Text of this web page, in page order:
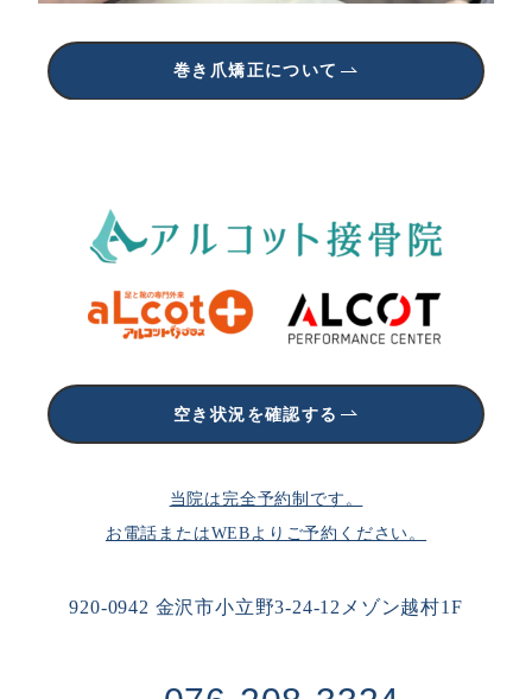
巻き爪矯正について
空き状況を確認する
当院は完全予約制です。
お電話またはWEBよりご予約ください。
920-0942 金沢市小立野3-24-12メゾン越村1F